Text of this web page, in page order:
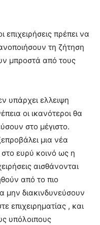
πρέπει να
τη ζήτηση
μπροστά από τους
υπάρχει ελλειψη
οι ικανότεροι θα
στο μέγιστο.
μια νέα
ευρύ κοινό ως η
αισθάνονται
από το πιο
μην διακινδυνεύσουν
επιχειρηματίας , και
υπόλοιπους